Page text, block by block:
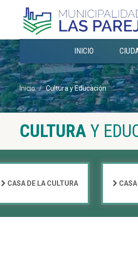
INICIO
Inicio Cultura y Educación
CULTURA Y
CASA DE LA CULTURA